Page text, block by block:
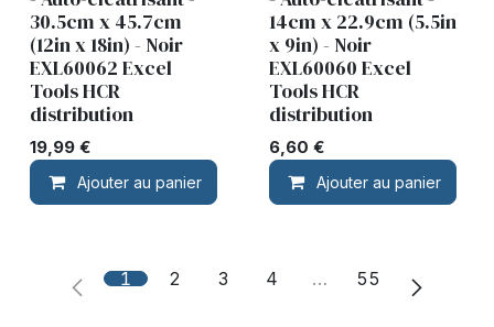
30.5cm x 45.7cm
(12in x 18in) - Noir
EXL60062 Excel
Tools HCR
distribution
19,99 €
Ajouter au panier
14cm x 22.9cm (5.5in
x 9in) - Noir
EXL60060 Excel
Tools HCR
distribution
6,60 €
Ajouter au panier
1 2 3 4 … 55